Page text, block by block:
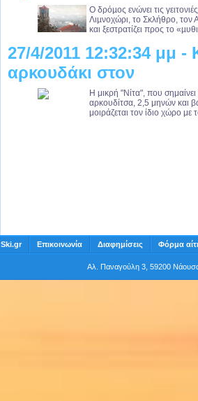
Ο δρόµος ενώνει τις
Λιµνοχώρι, το Σκλήθρο, τον
και ξεστρατίζει προς το
27/4/2011 12:32:34 μμ -
αρκουδάκι στον
Η μικρή "Νίτα", που
αρκουδίτσα, 2,5 μηνών και
μοιράζεται τον ίδιο χώρο
Ski.gr Επικοινωνία Διαφημίσεις Φόρμα
Αλ. Παναγούλη 3, 59200